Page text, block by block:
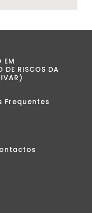
EM
DE RISCOS DA
Frequentes